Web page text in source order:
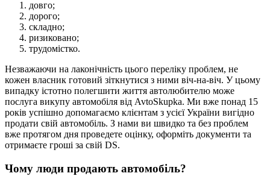
довго;
дорого;
складно;
ризиковано;
трудомістко.
Незважаючи на лаконічність цього переліку проблем, не
кожен власник готовий зіткнутися з ними віч-на-віч. У цьому
випадку істотно полегшити життя автолюбителю може
послуга викупу автомобіля від AvtoSkupka. Ми вже понад 15
років успішно допомагаємо клієнтам з усієї України вигідно
продати свій автомобіль. З нами ви швидко та без проблем
вже протягом дня проведете оцінку, оформіть документи та
отримаєте гроші за свій DS.
Чому люди продають автомобіль?